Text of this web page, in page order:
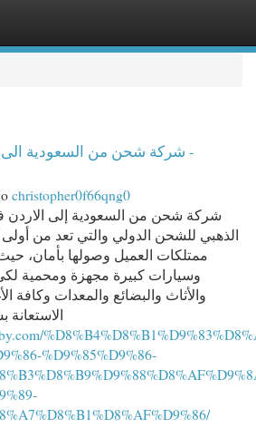
شركة شحن من السعودية الى
christopher0f66qng0
شركة شحن من السعودية إلى الاردن
الذهبي للشحن الدولي والتي تعد من
ممتلكات العميل وصولها بأمان،
وسيارات كبيرة مجهزة ومحمية
والأثاث والبضائع والمعدات وكافة
%D9%85%D9%86-